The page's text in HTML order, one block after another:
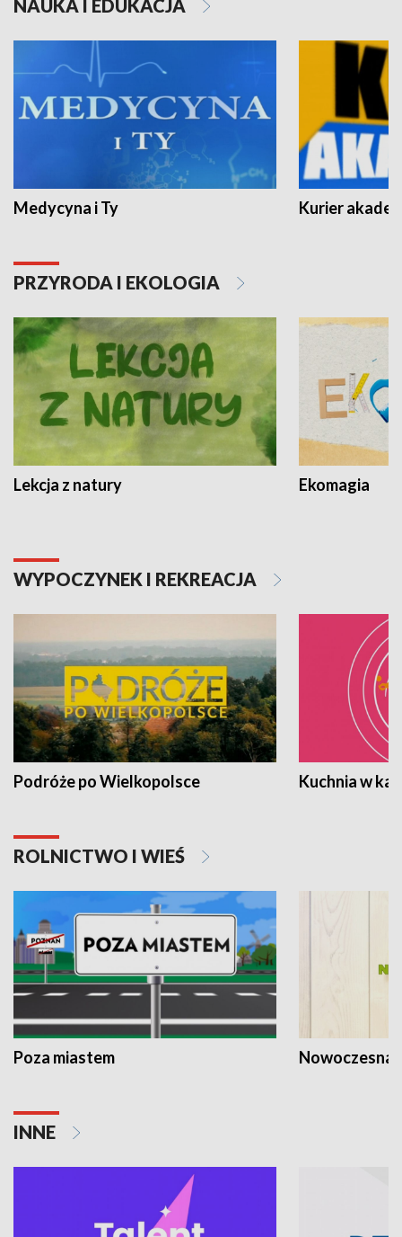
NAUKA I EDUKACJA
Medycyna i Ty Kurier
PRZYRODA I EKOLOGIA
Lekcja z natury Ekomagia
WYPOCZYNEK I REKREACJA
Podróże po Wielkopolsce Kuchnia w
ROLNICTWO I WIEŚ
Poza miastem Nowoczesna
INNE